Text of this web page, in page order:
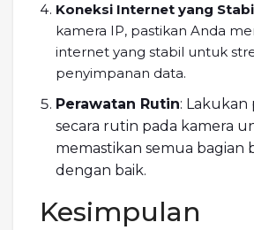
Koneksi Internet yang
kamera IP, pastikan Anda
internet yang stabil untuk
penyimpanan data.
Perawatan Rutin: Lakukan
secara rutin pada kamera
memastikan semua bagian
dengan baik.
Kesimpulan